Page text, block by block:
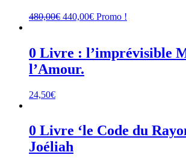
480,00€ Le
480,00€.
440,00€Le
est :
440,00€.
Promo !
0 Livre : l’imprévisible
l’Amour.
24,50€
0 Livre ‘le Code du
Joéliah